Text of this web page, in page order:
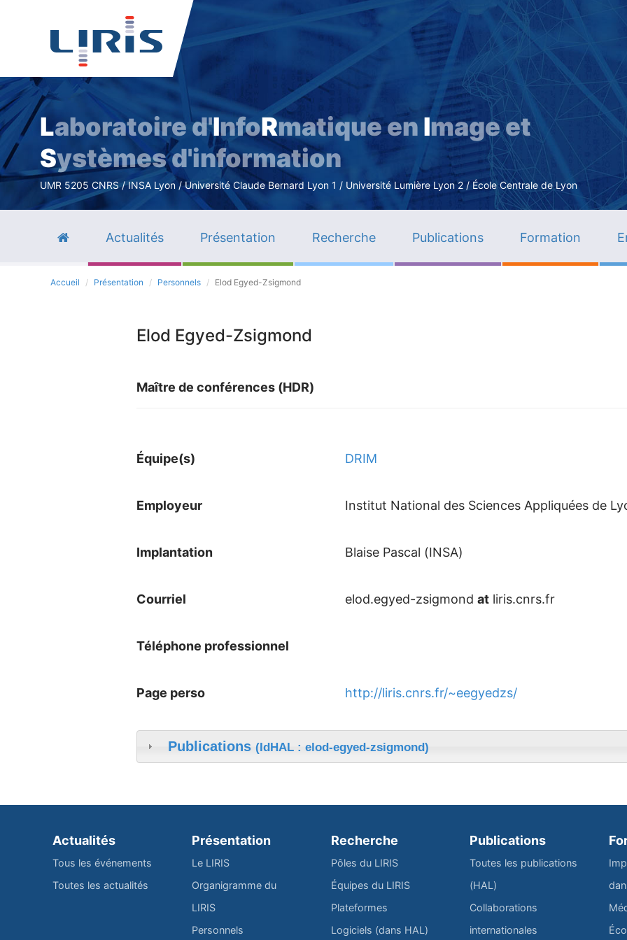
Aller
contenu
principal
Laboratoire d'InfoRmatique en Image et
Systèmes d'information
UMR 5205 CNRS / INSA Lyon / Université Claude Bernard Lyon 1 / Université Lumière Lyon 2 / École Centrale de Lyon
Actualités Présentation Recherche Publications Formation
Accueil Présentation Personnels Elod Egyed-Zsigmond
Elod Egyed-Zsigmond
Maître de conférences (HDR)
Équipe(s) DRIM
Employeur Institut National des Sciences Appliquées de
Implantation Blaise Pascal (INSA)
Courriel elod.egyed-zsigmond at liris.cnrs.fr
Téléphone professionnel
Page perso http://liris.cnrs.fr/~eegyedzs/
Publications (IdHAL : elod-egyed-zsigmond)
Actualités
Tous les événements
Toutes les actualités
Présentation
Le LIRIS
Organigramme du
LIRIS
Personnels
Recherche
Pôles du LIRIS
Équipes du LIRIS
Plateformes
Logiciels (dans HAL)
Publications
Toutes les publications
(HAL)
Collaborations
internationales